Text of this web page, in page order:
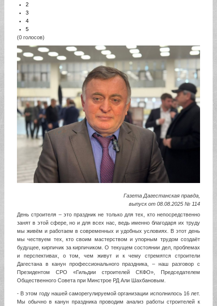
2
3
4
5
(0 голосов)
Газета Дагестанская правда,
выпуск от 08.08.2025 № 114
День строителя – это праздник не только для тех, кто непосредственно
занят в этой сфере, но и для всех нас, ведь именно благодаря их труду
мы живём и работаем в современных и удобных условиях. В этот день
мы чествуем тех, кто своим мастерством и упорным трудом создаёт
будущее, кирпичик за кирпичиком. О текущем состоянии дел, проблемах
и перспективах, о том, чем живут и к чему стремятся строители
Дагестана в канун профессионального праздника, – наш разговор с
Президентом СРО «Гильдии строителей СКФО», Председателем
Общественного Совета при Минстрое РД Али Шахбановым.
- В этом году нашей саморегулируемой организации исполнилось 16 лет.
Мы обычно в канун праздника проводим анализ работы строителей к